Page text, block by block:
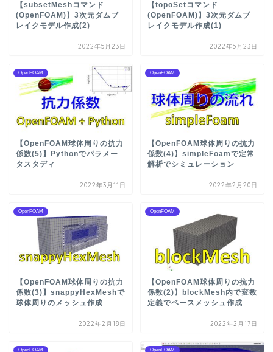
【subsetMeshコマンド
(OpenFOAM)】3次元ダムブ
レイクモデル作成(2)
2022年5月23日
【topoSetコマンド
(OpenFOAM)】3次元ダムブ
レイクモデル作成(1)
2022年5月23日
OpenFOAM
【OpenFOAM球体周りの抗力
係数(5)】Pythonでパラメー
タスタディ
2022年3月11日
OpenFOAM
【OpenFOAM球体周りの抗力
係数(4)】simpleFoamで定常
解析でシミュレーション
2022年2月20日
OpenFOAM
【OpenFOAM球体周りの抗力
係数(3)】snappyHexMeshで
球体周りのメッシュ作成
2022年2月18日
OpenFOAM
【OpenFOAM球体周りの抗力
係数(2)】blockMesh内で変数
定義でベースメッシュ作成
2022年2月17日
OpenFOAM OpenFOAM